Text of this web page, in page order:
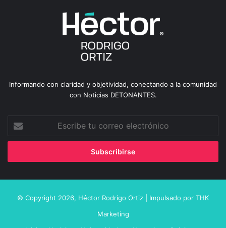
Informando con claridad y objetividad, conectando a la comunidad
con Noticias DETONANTES.
correo
© Copyright 2026, Héctor Rodrigo Ortiz | Impulsado por THK
Marketing